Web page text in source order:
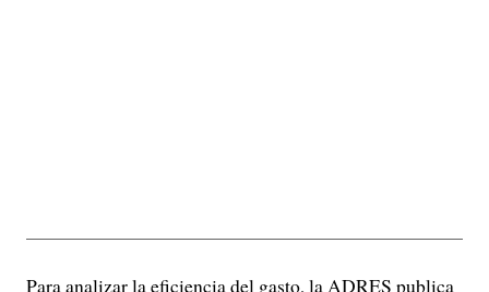
Para analizar la eficiencia del gasto, la ADRES publica